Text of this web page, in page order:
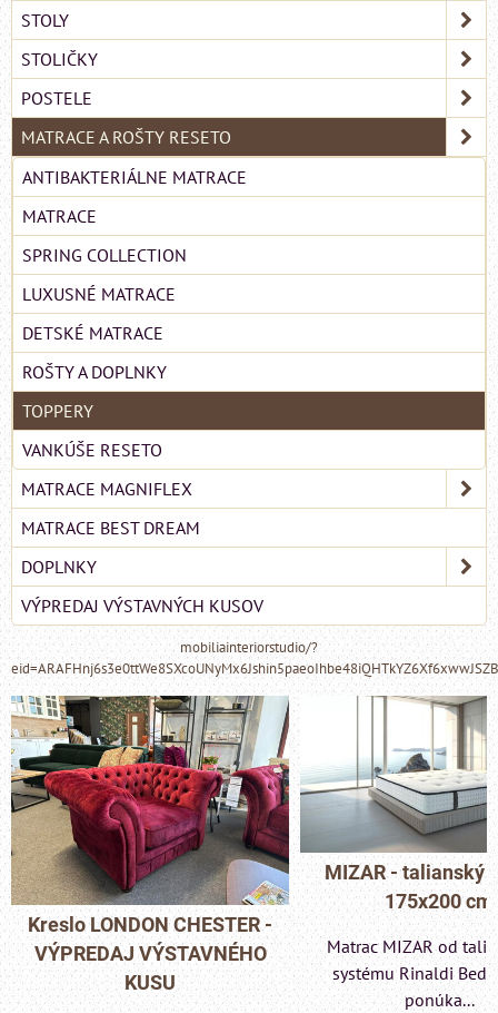
STOLY
STOLIČKY
POSTELE
MATRACE A ROŠTY RESETO
ANTIBAKTERIÁLNE MATRACE
MATRACE
SPRING COLLECTION
LUXUSNÉ MATRACE
DETSKÉ MATRACE
ROŠTY A DOPLNKY
TOPPERY
VANKÚŠE RESETO
MATRACE MAGNIFLEX
MATRACE BEST DREAM
DOPLNKY
VÝPREDAJ VÝSTAVNÝCH KUSOV
mobiliainteriorstudio/?
MIZAR - talianský matrac
175x200 cm
Matrac MIZAR od talianskeho
systému Rinaldi Bed System
ponúka...
Pohovka LONDON
- VÝPREDAJ
KUSU